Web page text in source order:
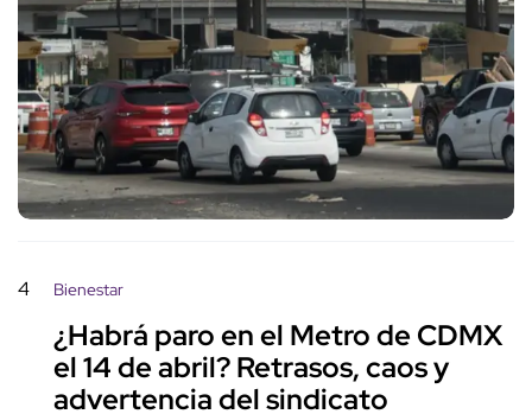
4 Bienestar
¿Habrá paro en el Metro de CDMX
el 14 de abril? Retrasos, caos y
advertencia del sindicato